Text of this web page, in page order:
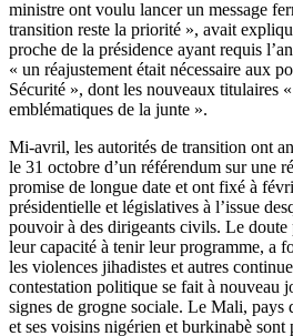
ministre ont voulu lancer un message
transition reste la priorité », avait
proche de la présidence ayant requis
« un réajustement était nécessaire aux
Sécurité », dont les nouveaux titulaires
emblématiques de la junte ».
Mi-avril, les autorités de transition ont
le 31 octobre d’un référendum sur une
promise de longue date et ont fixé à
présidentielle et législatives à l’issue
pouvoir à des dirigeants civils. Le doute
leur capacité à tenir leur programme, a
les violences jihadistes et autres
contestation politique se fait à nouveau
signes de grogne sociale. Le Mali, pays
et ses voisins nigérien et burkinabè